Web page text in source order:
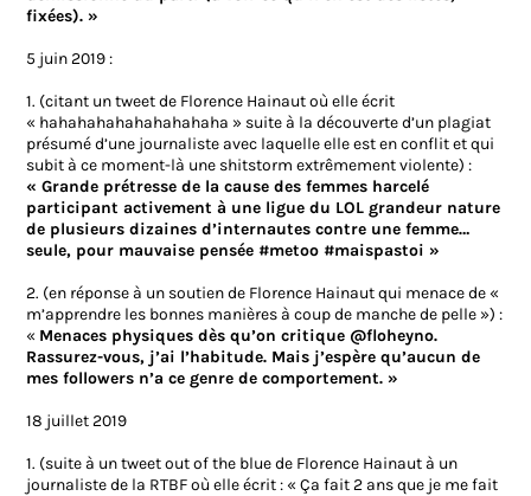
fixées). »
5 juin 2019 :
1. (citant un tweet de Florence Hainaut où elle écrit
« hahahahahahahahahaha » suite à la découverte d’un plagiat
présumé d’une journaliste avec laquelle elle est en conflit et qui
subit à ce moment-là une shitstorm extrêmement violente) :
« Grande prétresse de la cause des femmes harcelé
participant activement à une ligue du LOL grandeur nature
de plusieurs dizaines d’internautes contre une femme…
seule, pour mauvaise pensée #metoo #maispastoi »
2. (en réponse à un soutien de Florence Hainaut qui menace de «
m’apprendre les bonnes manières à coup de manche de pelle ») :
« Menaces physiques dès qu’on critique @floheyno.
Rassurez-vous, j’ai l’habitude. Mais j’espère qu’aucun de
mes followers n’a ce genre de comportement. »
18 juillet 2019
1. (suite à un tweet out of the blue de Florence Hainaut à un
journaliste de la RTBF où elle écrit : « Ça fait 2 ans que je me fait